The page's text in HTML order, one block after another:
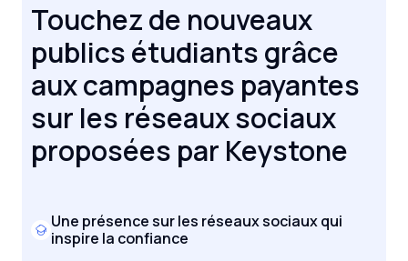
Touchez de nouveaux
publics étudiants grâce
aux campagnes payantes
sur les réseaux sociaux
proposées par Keystone
Une présence sur les réseaux sociaux qui
inspire la confiance